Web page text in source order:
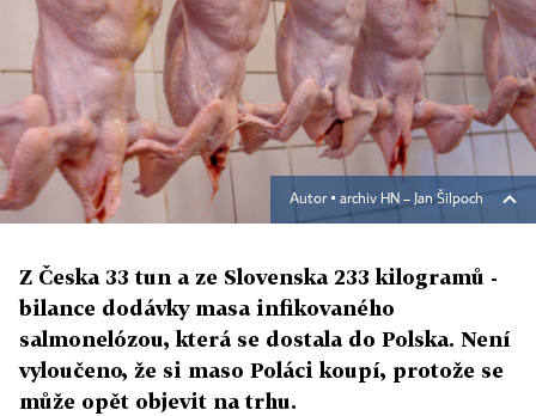
Autor ▪ archiv HN – Jan Šilpoch
Z Česka 33 tun a ze Slovenska 233 kilogramů -
bilance dodávky masa infikovaného
salmonelózou, která se dostala do Polska. Není
vyloučeno, že si maso Poláci koupí, protože se
může opět objevit na trhu.